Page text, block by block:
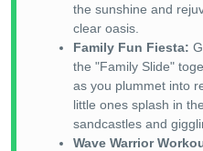
the sunshine and
clear oasis.
Family Fun Fiesta:
the "Family Slide"
as you plummet into
little ones splash in
sandcastles and
Wave Warrior